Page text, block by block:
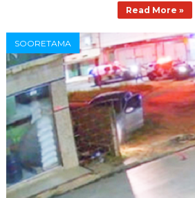
Read More »
SOORETAMA